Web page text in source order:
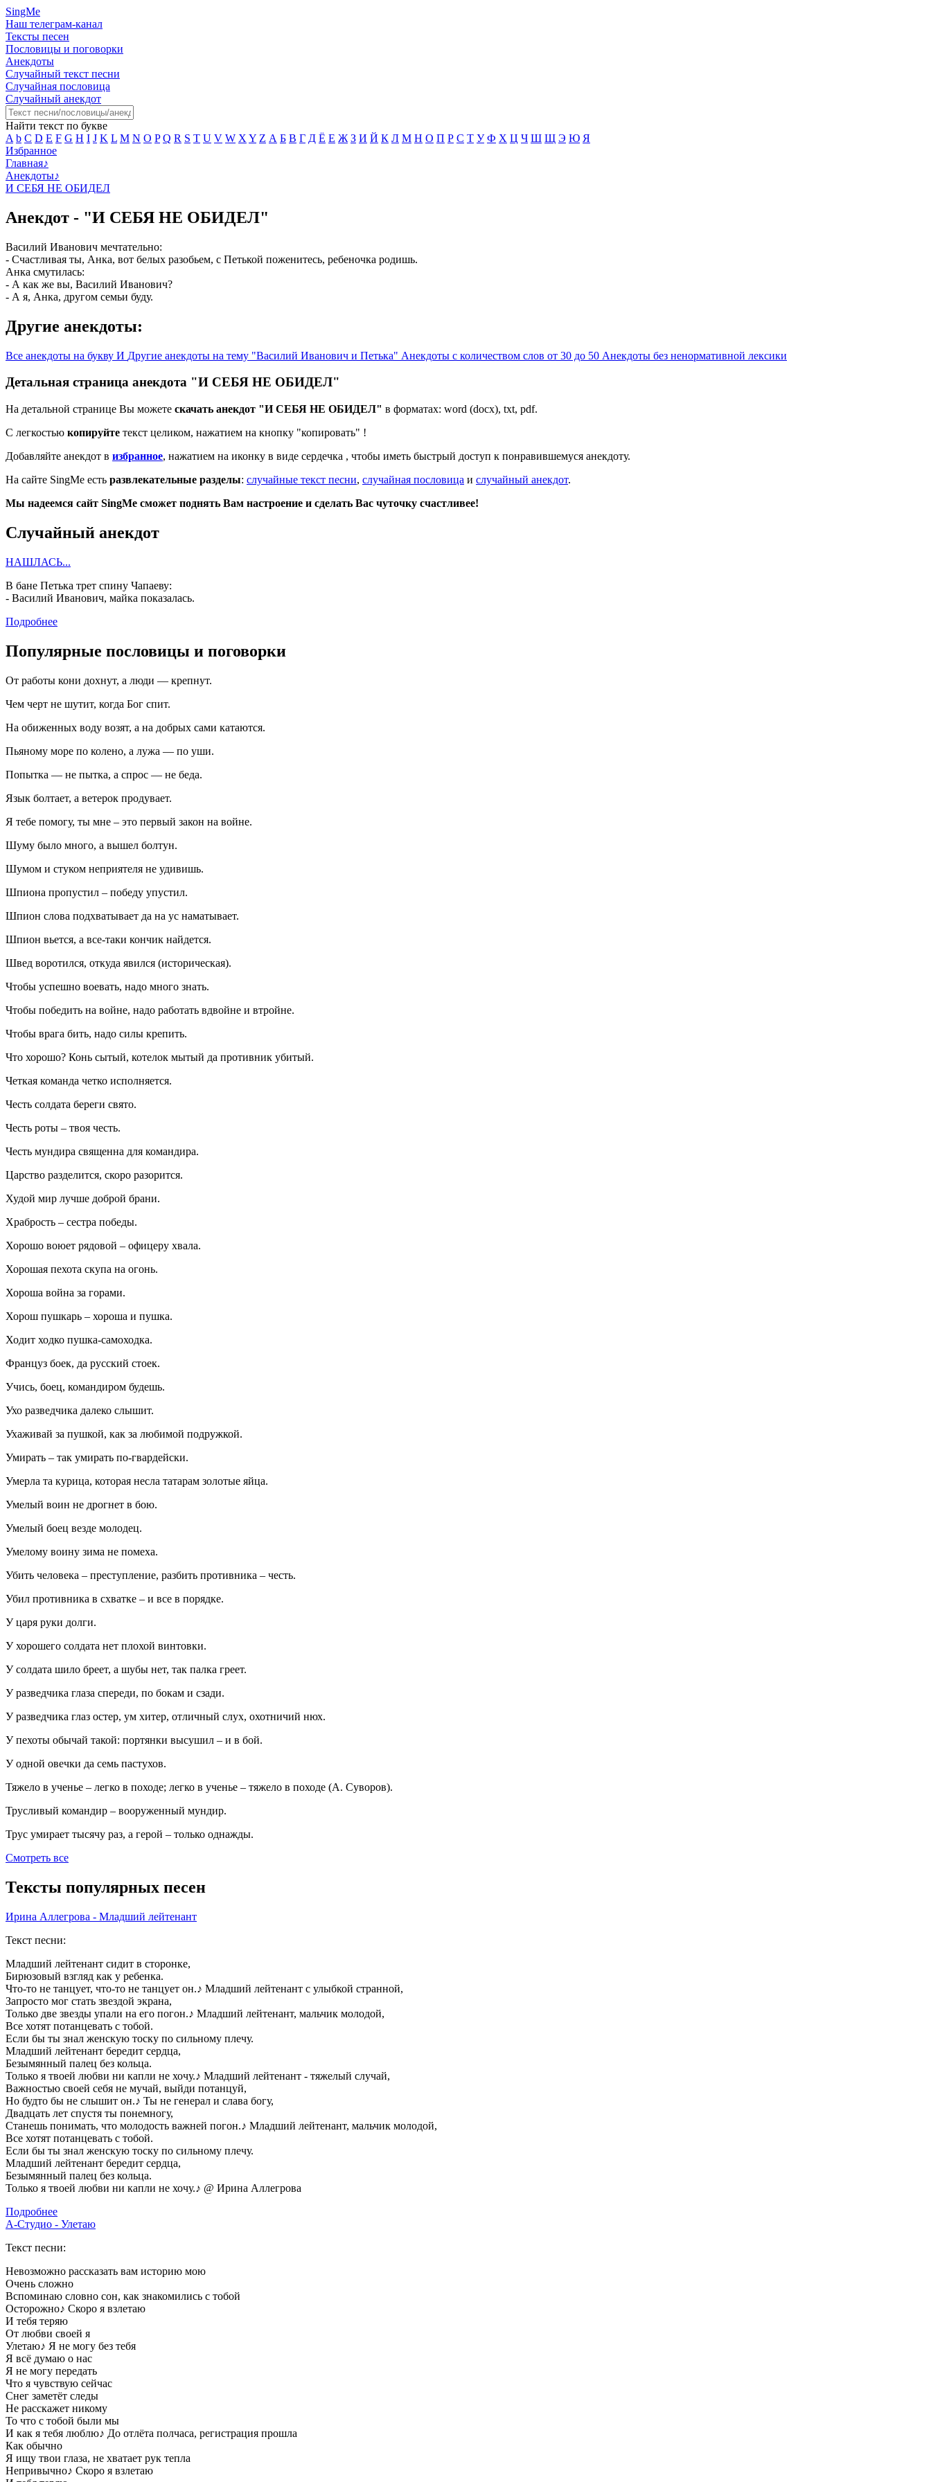
SingMe
Наш телеграм-канал
Тексты песен
Пословицы и поговорки
Анекдоты
Случайный текст песни
Случайная пословица
Случайный анекдот
Найти текст по букве
A b C D E F G H I J K L M N O P Q R S T U V W X Y Z А Б В Г Д Ё Е Ж З И Й К Л М Н О П Р С Т У Ф Х Ц Ч Ш Щ Э Ю Я
Избранное
Главная♪
Анекдоты♪
И СЕБЯ НЕ ОБИДЕЛ
Анекдот - "И СЕБЯ НЕ ОБИДЕЛ"
Василий Иванович мечтательно:
- Счастливая ты, Анка, вот белых разобьем, с Петькой поженитесь, ребеночка родишь.
Анка смутилась:
- А как же вы, Василий Иванович?
- А я, Анка, другом семьи буду.
Другие анекдоты:
Все анекдоты на букву И Другие анекдоты на тему "Василий Иванович и Петька" Анекдоты с количеством слов от 30 до 50 Анекдоты без ненормативной лексики
Детальная страница анекдота "И СЕБЯ НЕ ОБИДЕЛ"
На детальной странице Вы можете скачать анекдот "И СЕБЯ НЕ ОБИДЕЛ" в форматах: word (docx), txt, pdf.
С легкостью копируйте текст целиком, нажатием на кнопку "копировать" !
Добавляйте анекдот в избранное, нажатием на иконку в виде сердечка , чтобы иметь быстрый доступ к понравившемуся анекдоту.
На сайте SingMe есть развлекательные разделы: случайные текст песни, случайная пословица и случайный анекдот.
Мы надеемся сайт SingMe сможет поднять Вам настроение и сделать Вас чуточку счастливее!
Случайный анекдот
НАШЛАСЬ...
В бане Петька трет спину Чапаеву:
- Василий Иванович, майка показалась.
Подробнее
Популярные пословицы и поговорки
От работы кони дохнут, а люди — крепнут.
Чем черт не шутит, когда Бог спит.
На обиженных воду возят, а на добрых сами катаются.
Пьяному море по колено, а лужа — по уши.
Попытка — не пытка, а спрос — не беда.
Язык болтает, а ветерок продувает.
Я тебе помогу, ты мне – это первый закон на войне.
Шуму было много, а вышел болтун.
Шумом и стуком неприятеля не удивишь.
Шпиона пропустил – победу упустил.
Шпион слова подхватывает да на ус наматывает.
Шпион вьется, а все-таки кончик найдется.
Швед воротился, откуда явился (историческая).
Чтобы успешно воевать, надо много знать.
Чтобы победить на войне, надо работать вдвойне и втройне.
Чтобы врага бить, надо силы крепить.
Что хорошо? Конь сытый, котелок мытый да противник убитый.
Четкая команда четко исполняется.
Честь солдата береги свято.
Честь роты – твоя честь.
Честь мундира священна для командира.
Царство разделится, скоро разорится.
Худой мир лучше доброй брани.
Храбрость – сестра победы.
Хорошо воюет рядовой – офицеру хвала.
Хорошая пехота скупа на огонь.
Хороша война за горами.
Хорош пушкарь – хороша и пушка.
Ходит ходко пушка-самоходка.
Француз боек, да русский стоек.
Учись, боец, командиром будешь.
Ухо разведчика далеко слышит.
Ухаживай за пушкой, как за любимой подружкой.
Умирать – так умирать по-гвардейски.
Умерла та курица, которая несла татарам золотые яйца.
Умелый воин не дрогнет в бою.
Умелый боец везде молодец.
Умелому воину зима не помеха.
Убить человека – преступление, разбить противника – честь.
Убил противника в схватке – и все в порядке.
У царя руки долги.
У хорошего солдата нет плохой винтовки.
У солдата шило бреет, а шубы нет, так палка греет.
У разведчика глаза спереди, по бокам и сзади.
У разведчика глаз остер, ум хитер, отличный слух, охотничий нюх.
У пехоты обычай такой: портянки высушил – и в бой.
У одной овечки да семь пастухов.
Тяжело в ученье – легко в походе; легко в ученье – тяжело в походе (А. Суворов).
Трусливый командир – вооруженный мундир.
Трус умирает тысячу раз, а герой – только однажды.
Смотреть все
Тексты популярных песен
Ирина Аллегрова - Младший лейтенант
Текст песни:
Младший лейтенант сидит в сторонке,
Бирюзовый взгляд как у ребенка.
Что-то не танцует, что-то не танцует он.♪ Младший лейтенант с улыбкой странной,
Запросто мог стать звездой экрана,
Только две звезды упали на его погон.♪ Младший лейтенант, мальчик молодой,
Все хотят потанцевать с тобой.
Если бы ты знал женскую тоску по сильному плечу.
Младший лейтенант бередит сердца,
Безымянный палец без кольца.
Только я твоей любви ни капли не хочу.♪ Младший лейтенант - тяжелый случай,
Важностью своей себя не мучай, выйди потанцуй,
Но будто бы не слышит он.♪ Ты не генерал и слава богу,
Двадцать лет спустя ты понемногу,
Станешь понимать, что молодость важней погон.♪ Младший лейтенант, мальчик молодой,
Все хотят потанцевать с тобой.
Если бы ты знал женскую тоску по сильному плечу.
Младший лейтенант бередит сердца,
Безымянный палец без кольца.
Только я твоей любви ни капли не хочу.♪ @ Ирина Аллегрова
Подробнее
А-Студио - Улетаю
Текст песни:
Невозможно рассказать вам историю мою
Очень сложно
Вспоминаю словно сон, как знакомились с тобой
Осторожно♪ Скоро я взлетаю
И тебя теряю
От любви своей я
Улетаю♪ Я не могу без тебя
Я всё думаю о нас
Я не могу передать
Что я чувствую сейчас
Снег заметёт следы
Не расскажет никому
То что с тобой были мы
И как я тебя люблю♪ До отлёта полчаса, регистрация прошла
Как обычно
Я ищу твои глаза, не хватает рук тепла
Непривычно♪ Скоро я взлетаю